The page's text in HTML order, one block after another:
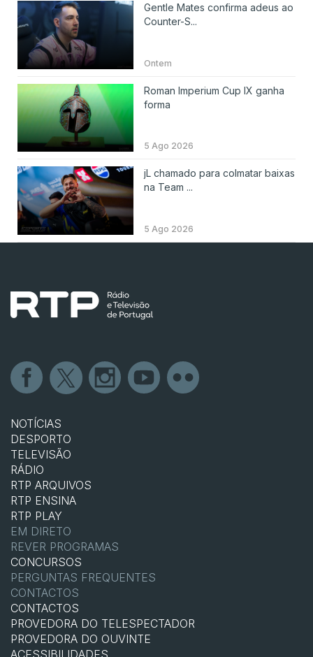
Gentle Mates confirma adeus ao
Counter-S...
Ontem
Roman Imperium Cup IX ganha
forma
5 Ago 2026
jL chamado para colmatar baixas
na Team ...
5 Ago 2026
NOTÍCIAS
DESPORTO
TELEVISÃO
RÁDIO
RTP ARQUIVOS
RTP ENSINA
RTP PLAY
EM DIRETO
REVER PROGRAMAS
CONCURSOS
PERGUNTAS FREQUENTES
CONTACTOS
CONTACTOS
PROVEDORA DO TELESPECTADOR
PROVEDORA DO OUVINTE